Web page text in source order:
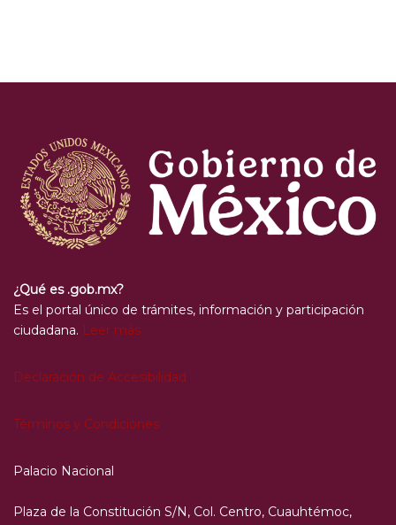
¿Qué es .gob.mx?
Es el portal único de trámites, información y participación
ciudadana. Leer más
Declaración de Accesibilidad
Términos y Condiciones
Palacio Nacional
Plaza de la Constitución S/N, Col. Centro, Cuauhtémoc,